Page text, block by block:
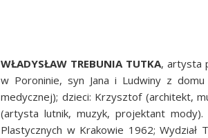
WŁADYSŁAW TREBUNIA TUTKA, artysta
w Poroninie, syn Jana i Ludwiny z
medycznej); dzieci: Krzysztof (architekt,
(artysta lutnik, muzyk, projektant mody).
Plastycznych w Krakowie 1962; Wydział